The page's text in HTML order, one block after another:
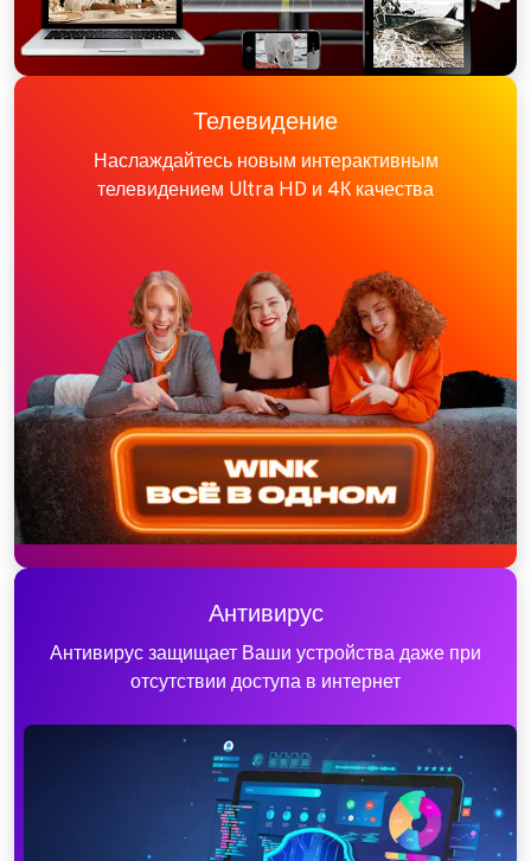
Телевидение
Наслаждайтесь новым интерактивным
телевидением Ultra HD и 4К качества
Антивирус
Антивирус защищает Ваши устройства даже при
отсутствии доступа в интернет